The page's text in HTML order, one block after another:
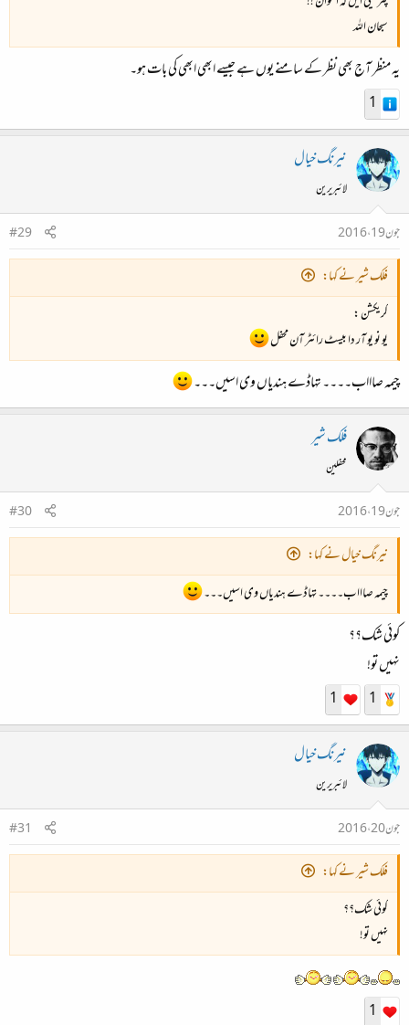
سبحان اللہ
یہ منظر آج بھی نظر کے سامنے یوں ہے جیسے ابھی ابھی کی بات ہو۔
1
نیرنگ خیال
لائبریرین
جون 19، 2016
#29
فلک شیر نے کہا:
کریکشن :
یو نو یو آر دا بیسٹ رائٹر آن محفل
چیمہ صاااب۔۔۔۔ تہاڈے ہندیاں وی اسیں۔۔۔
فلک شیر
محفلین
جون 19، 2016
#30
نیرنگ خیال نے کہا:
چیمہ صاااب۔۔۔۔ تہاڈے ہندیاں وی اسیں۔۔۔
کوئی شک؟؟
نہیں تو!
1
1
نیرنگ خیال
لائبریرین
جون 20، 2016
#31
فلک شیر نے کہا:
کوئی شک؟؟
نہیں تو!
1